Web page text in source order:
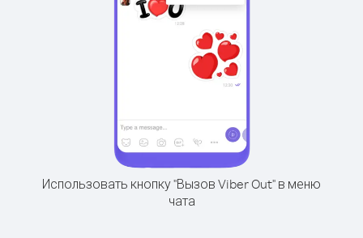
Использовать кнопку "Вызов Viber Out" в меню
чата